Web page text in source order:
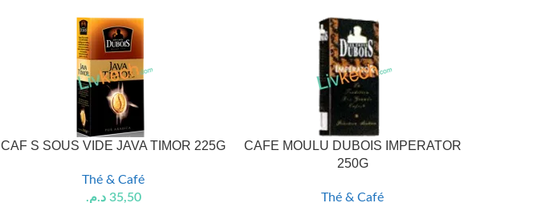
CAF S SOUS VIDE JAVA TIMOR 225G
Thé & Café
35,50 د.م.
CAFE MOULU DUBOIS IMPERATOR
250G
Thé & Café